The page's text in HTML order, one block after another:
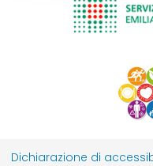
Dichiarazione di